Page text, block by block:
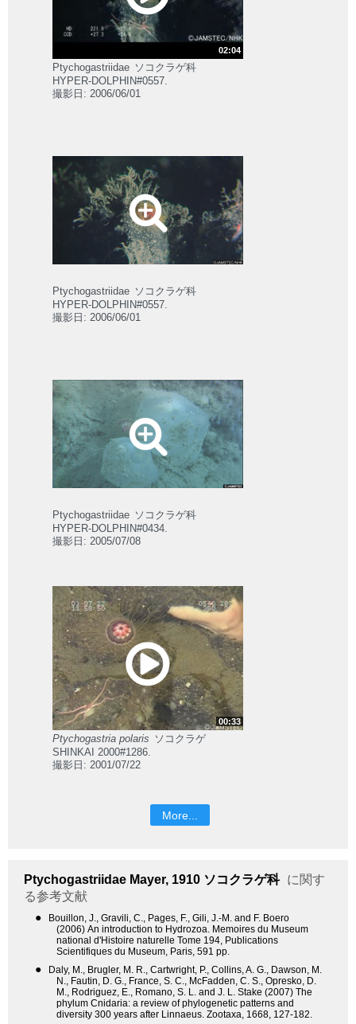
02:04
Ptychogastriidae ソコクラゲ科
HYPER-DOLPHIN#0557.
撮影日: 2006/06/01
Ptychogastriidae ソコクラゲ科
HYPER-DOLPHIN#0557.
撮影日: 2006/06/01
Ptychogastriidae ソコクラゲ科
HYPER-DOLPHIN#0434.
撮影日: 2005/07/08
00:33
Ptychogastria polaris ソコクラゲ
SHINKAI 2000#1286.
撮影日: 2001/07/22
More...
Ptychogastriidae Mayer, 1910 ソコクラゲ科 に関す
る参考文献
●
Bouillon, J., Gravili, C., Pages, F., Gili, J.-M. and F. Boero
(2006) An introduction to Hydrozoa. Memoires du Museum
national d'Histoire naturelle Tome 194, Publications
Scientifiques du Museum, Paris, 591 pp.
●
Daly, M., Brugler, M. R., Cartwright, P., Collins, A. G., Dawson, M.
N., Fautin, D. G., France, S. C., McFadden, C. S., Opresko, D.
M., Rodriguez, E., Romano, S. L. and J. L. Stake (2007) The
phylum Cnidaria: a review of phylogenetic patterns and
diversity 300 years after Linnaeus. Zootaxa, 1668, 127-182.